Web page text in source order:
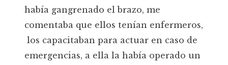
había gangrenado el brazo, me
comentaba que ellos tenían enfermeros,
los capacitaban para actuar en caso de
emergencias, a ella la había operado un